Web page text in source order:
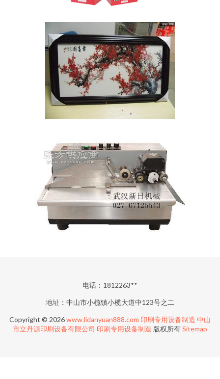
电话：1812263**
地址：中山市小榄镇小榄大道中123号之二
Copyright © 2026www.lidanyuan888.com 印刷专用设备制造 中山
市立丹源印刷设备有限公司 印刷专用设备制造 版权所有Sitemap